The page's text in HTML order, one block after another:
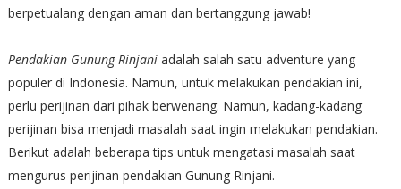
berpetualang dengan aman dan bertanggung jawab!
Pendakian Gunung Rinjaniadalah salah satu adventure yang
populer di Indonesia. Namun, untuk melakukan pendakian ini,
perlu perijinan dari pihak berwenang. Namun, kadang-kadang
perijinan bisa menjadi masalah saat ingin melakukan pendakian.
Berikut adalah beberapa tips untuk mengatasi masalah saat
mengurus perijinan pendakian Gunung Rinjani.